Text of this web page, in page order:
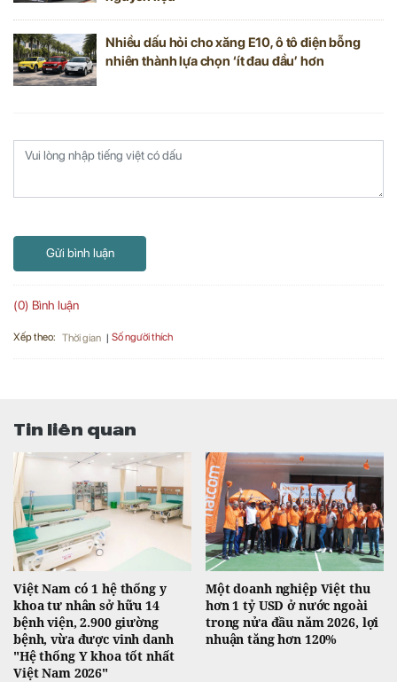
Nhiều dấu hỏi cho xăng E10, ô tô điện bỗng
nhiên thành lựa chọn ‘ít đau đầu’ hơn
Gửi bình luận
(0) Bình luận
Xếp theo: Thời gian Số người thích
Tin liên quan
Việt Nam có 1 hệ thống y
khoa tư nhân sở hữu 14
bệnh viện, 2.900 giường
bệnh, vừa được vinh danh
"Hệ thống Y khoa tốt nhất
Việt Nam 2026"
Một doanh nghiệp Việt thu
hơn 1 tỷ USD ở nước ngoài
trong nửa đầu năm 2026, lợi
nhuận tăng hơn 120%